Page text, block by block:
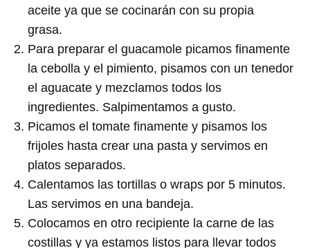
aceite ya que se cocinarán con su propia
grasa.
Para preparar el guacamole picamos finamente
la cebolla y el pimiento, pisamos con un tenedor
el aguacate y mezclamos todos los
ingredientes. Salpimentamos a gusto.
Picamos el tomate finamente y pisamos los
frijoles hasta crear una pasta y servimos en
platos separados.
Calentamos las tortillas o wraps por 5 minutos.
Las servimos en una bandeja.
Colocamos en otro recipiente la carne de las
costillas y ya estamos listos para llevar todos